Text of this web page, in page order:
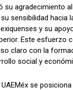
su agradecimiento
sensibilidad hacia
y su
Este esfuerzo
claro con la
social y
se